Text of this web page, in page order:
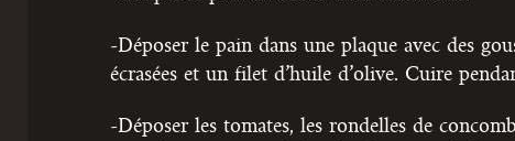
-Déposer le pain dans une plaque avec des
écrasées et un filet d’huile d’olive. Cuire
-Déposer les tomates, les rondelles de